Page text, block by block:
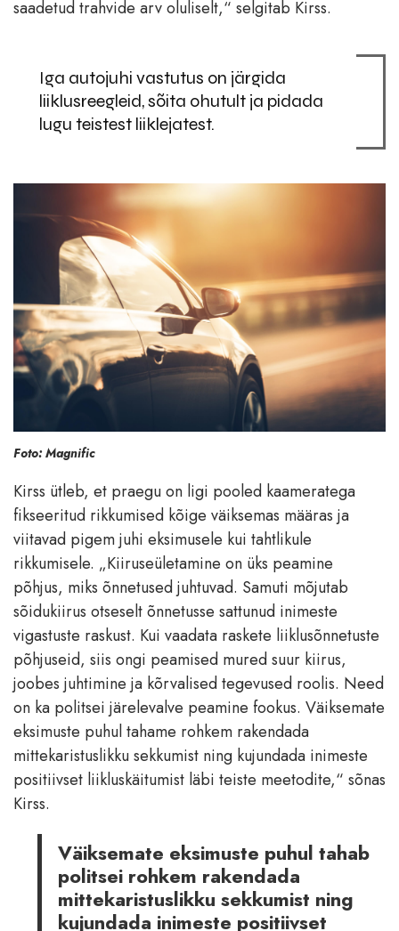
saadetud trahvide arv oluliselt,“ selgitab Kirss.
Iga autojuhi vastutus on järgida
liiklusreegleid, sõita ohutult ja pidada
lugu teistest liiklejatest.
Foto: Magnific
Kirss ütleb, et praegu on ligi pooled kaameratega
fikseeritud rikkumised kõige väiksemas määras ja
viitavad pigem juhi eksimusele kui tahtlikule
rikkumisele. „Kiiruseületamine on üks peamine
põhjus, miks õnnetused juhtuvad. Samuti mõjutab
sõidukiirus otseselt õnnetusse sattunud inimeste
vigastuste raskust. Kui vaadata raskete liiklusõnnetuste
põhjuseid, siis ongi peamised mured suur kiirus,
joobes juhtimine ja kõrvalised tegevused roolis. Need
on ka politsei järelevalve peamine fookus. Väiksemate
eksimuste puhul tahame rohkem rakendada
mittekaristuslikku sekkumist ning kujundada inimeste
positiivset liikluskäitumist läbi teiste meetodite,“ sõnas
Kirss.
Väiksemate eksimuste puhul tahab
politsei rohkem rakendada
mittekaristuslikku sekkumist ning
kujundada inimeste positiivset